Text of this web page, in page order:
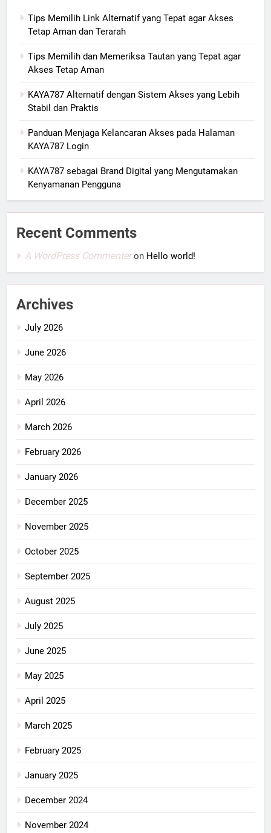
Tips Memilih Link Alternatif yang Tepat agar Akses
Tetap Aman dan Terarah
Tips Memilih dan Memeriksa Tautan yang Tepat agar
Akses Tetap Aman
KAYA787 Alternatif dengan Sistem Akses yang Lebih
Stabil dan Praktis
Panduan Menjaga Kelancaran Akses pada Halaman
KAYA787 Login
KAYA787 sebagai Brand Digital yang Mengutamakan
Kenyamanan Pengguna
Recent Comments
A WordPress Commenteron Hello world!
Archives
July 2026
June 2026
May 2026
April 2026
March 2026
February 2026
January 2026
December 2025
November 2025
October 2025
September 2025
August 2025
July 2025
June 2025
May 2025
April 2025
March 2025
February 2025
January 2025
December 2024
November 2024